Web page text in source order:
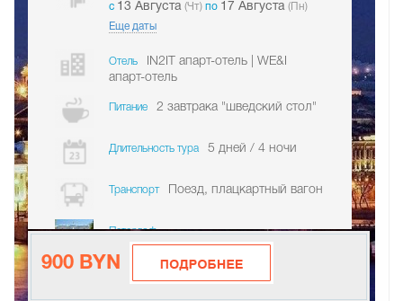
c 13 Августа (Чт) по 17 Августа (Пн)
Еще даты
Отель
IN2IT апарт-отель | WE&I
апарт-отель
Питание 2 завтрака "шведский стол"
Длительность тура 5 дней / 4 ночи
Транспорт Поезд, плацкартный вагон
Петергоф
900 BYN